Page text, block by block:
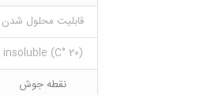
قابلیت محلول شدن
(20 °C) insoluble
نقطه جوش